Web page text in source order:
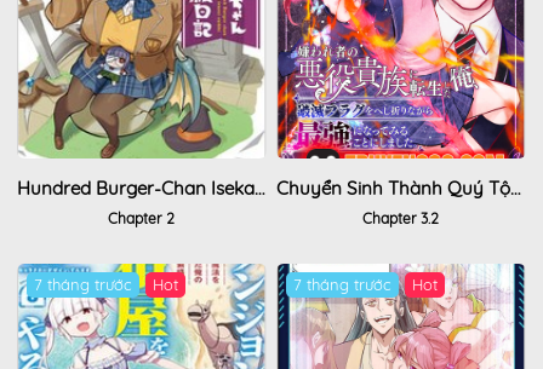
Hundred Burger-Chan Isekai Tensei Enikki
Chapter 2
Chuyển Sinh Thành Quý Tộc Phản Diện Bị Ghét Bỏ, Tôi Quyết Định Vừa Bẻ Gãy Cờ Tử Vừa Trở Thành Kẻ Mạnh Nhất
Chapter 3.2
7 tháng trước Hot 7 tháng trước Hot